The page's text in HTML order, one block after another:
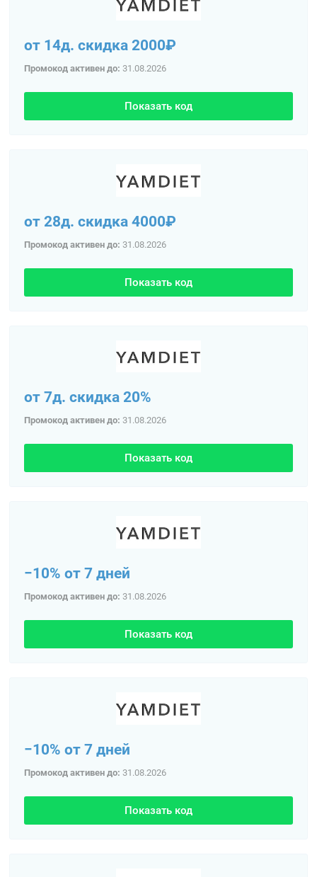
от 14д. скидка 2000₽
Промокод активен до: 31.08.2026
Показать код
от 28д. скидка 4000₽
Промокод активен до: 31.08.2026
Показать код
от 7д. скидка 20%
Промокод активен до: 31.08.2026
Показать код
−10% от 7 дней
Промокод активен до: 31.08.2026
Показать код
−10% от 7 дней
Промокод активен до: 31.08.2026
Показать код